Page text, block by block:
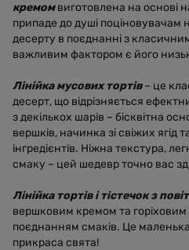
кремомвиготовлена на основі
припаде до душі поціновувачам
десерту в поєднанні з
важливим фактором є його
Лінійка мусових тортів– це
десерт, що відрізняється
з декількох шарів – бісквітна
вершків, начинка зі свіжих ягід
інгредієнтів. Ніжна текстура,
смаку – цей шедевр точно вас
Лінійка тортів і тістечок з
вершковим кремом та
поєднанням смаків. Це маленька
прикраса свята!